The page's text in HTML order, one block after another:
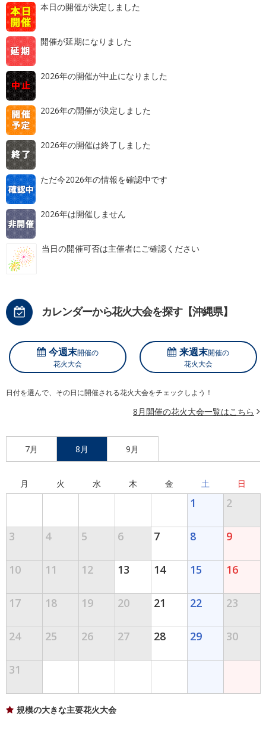
本日の開催が決定しました
開催が延期になりました
2026年の開催が中止になりました
2026年の開催が決定しました
2026年の開催は終了しました
ただ今2026年の情報を確認中です
2026年は開催しません
当日の開催可否は主催者にご確認ください
カレンダーから花火大会を探す【沖縄県】
今週末開催の
花火大会
来週末開催の
花火大会
日付を選んで、その日に開催される花火大会をチェックしよう！
8月開催の花火大会一覧はこちら
7月 8月 9月
月 火 水 木 金 土 日
1 2
3 4 5 6 7 8 9
10 11 12 13 14 15 16
17 18 19 20 21 22 23
24 25 26 27 28 29 30
31
規模の大きな主要花火大会